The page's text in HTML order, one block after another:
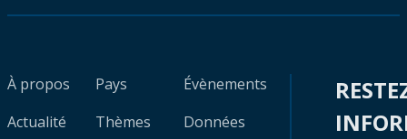
À propos
Actualité
Pays
Thèmes
Évènements
Données